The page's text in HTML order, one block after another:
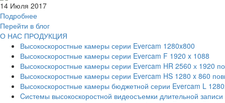
14 Июля 2017
Подробнее
Перейти в блог
О НАС ПРОДУКЦИЯ
Высокоскоростные камеры серии Evercam 1280x800
Высокоскоростные камеры серии Evercam F 1920 x 1088
Высокоскоростные камеры серии Evercam HR 2560 х 1920
Высокоскоростные камеры серии Evercam HS 1280 x 860
Высокоскоростные камеры бюджетной серии Evercam L
Cистемы высокоскоростной видеосъемки длительной